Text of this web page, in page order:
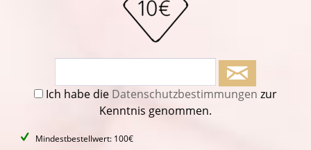
Ich habe die Datenschutzbestimmungen zur
Kenntnis genommen.
Mindestbestellwert: 100€